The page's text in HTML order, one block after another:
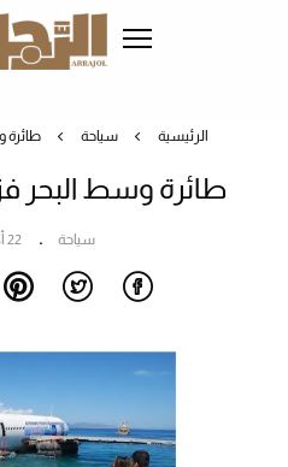
الرئيسية سياحة طائرة
طائرة وسط البحر
سياحة 22 أكتوبر 2016